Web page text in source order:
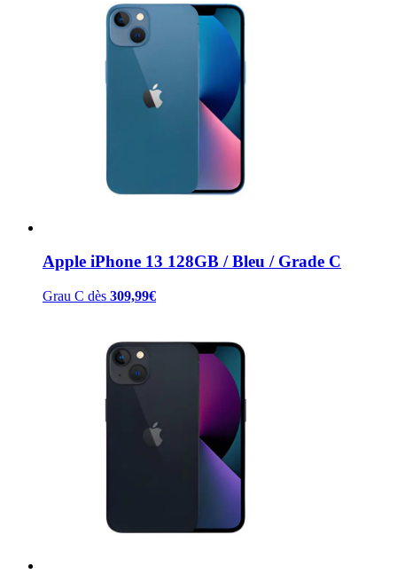
Apple iPhone 13 128GB / Bleu / Grade C
Grau C dès 309,99€